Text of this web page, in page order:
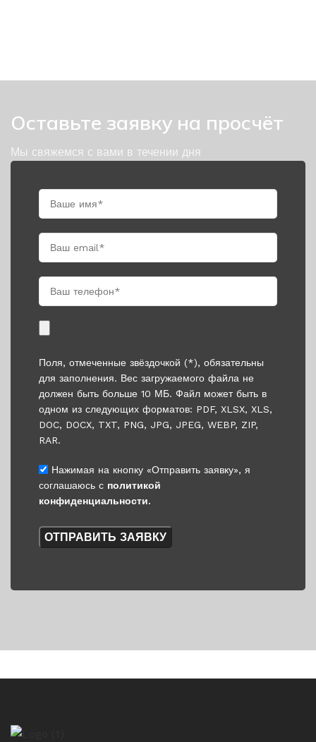
Оставьте заявку на просчёт
Мы свяжемся с вами в течении дня
Поля, отмеченные звёздочкой (*), обязательны
для заполнения. Вес загружаемого файла не
должен быть больше 10 МБ. Файл может быть в
одном из следующих форматов: PDF, XLSX, XLS,
DOC, DOCX, TXT, PNG, JPG, JPEG, WEBP, ZIP,
RAR.
Нажимая на кнопку «Отправить заявку», я
соглашаюсь с политикой
конфиденциальности.